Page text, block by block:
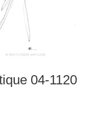
04-1120